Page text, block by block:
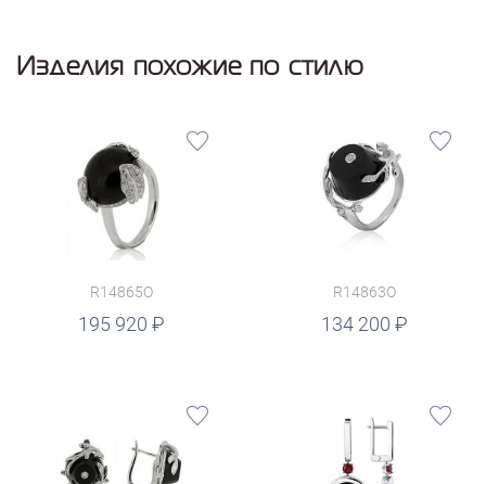
Изделия похожие по стилю
R14865O
195 920
R14863O
134 200
руб.